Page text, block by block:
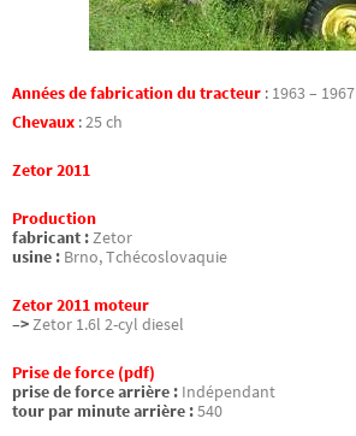
Années de fabrication du tracteur : 1963 – 1967
Chevaux :25 ch
Zetor 2011
Production
fabricant :Zetor
usine : Brno, Tchécoslovaquie
Zetor 2011 moteur
–>Zetor 1.6l 2-cyl diesel
Prise de force (pdf)
prise de force arrière : Indépendant
tour par minute arrière :540